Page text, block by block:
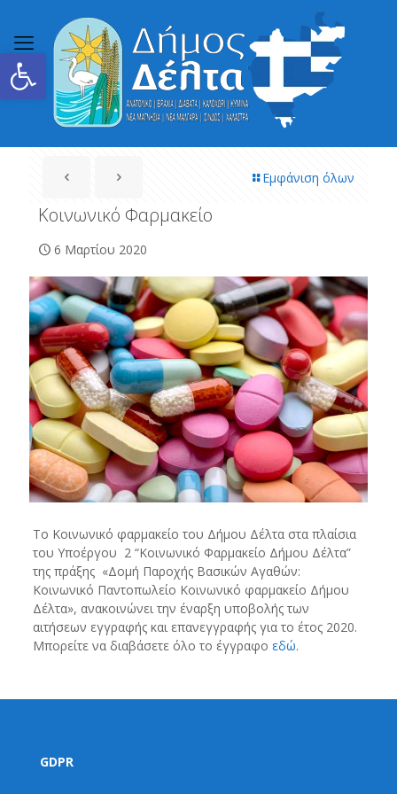
Ανοίξτε τη γραμμή εργαλείων
Εμφάνιση όλων
Κοινωνικό Φαρμακείο
6 Μαρτίου 2020
Το Κοινωνικό φαρμακείο του Δήμου Δέλτα στα πλαίσια
του Υποέργου 2 “Κοινωνικό Φαρμακείο Δήμου Δέλτα”
της πράξης «Δομή Παροχής Βασικών Αγαθών:
Κοινωνικό Παντοπωλείο Κοινωνικό φαρμακείο Δήμου
Δέλτα», ανακοινώνει την έναρξη υποβολής των
αιτήσεων εγγραφής και επανεγγραφής για το έτος 2020.
Μπορείτε να διαβάσετε όλο το έγγραφο εδώ.
GDPR